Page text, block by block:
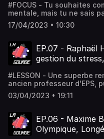
#FOCUS - Tu souhaites
mentale, mais tu ne sais
est fait pour toi, voici
(peu importe ton sport).
N'hésite pas à partager
Retrouves la boutique
projet) : https://goflash-
17/04/2023 • 10:30
EP.07 - Raphaël
gestion du
#LESSON - Une superbe
ancien professeur d'EPS,
aussi auteur du livre "8
les champions" !
stress ; il nous raconte
championnats du monde
soutenir le projet "La
03/04/2023 • 19:11
EP.06 - Maxime
Olympique,